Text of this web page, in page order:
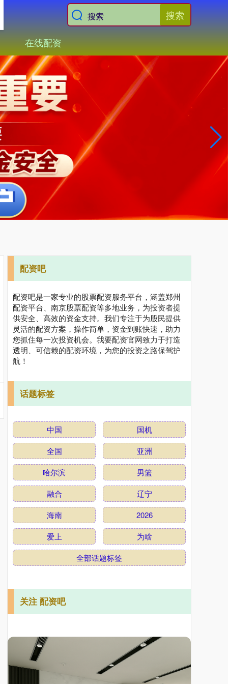
搜索
在线配资
配资吧
配资吧是一家专业的股票配资服务平台，涵盖郑州
配资平台、南京股票配资等多地业务，为投资者提
供安全、高效的资金支持。我们专注于为股民提供
灵活的配资方案，操作简单，资金到账快速，助力
您抓住每一次投资机会。我要配资官网致力于打造
透明、可信赖的配资环境，为您的投资之路保驾护
航！
话题标签
中国
国机
全国
亚洲
哈尔滨
男篮
融合
辽宁
海南
2026
爱上
为啥
全部话题标签
关注 配资吧